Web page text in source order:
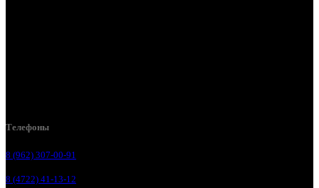
Телефоны
8 (962) 307-00-91
8 (4722) 41-13-12